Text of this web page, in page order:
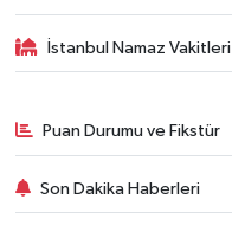
İstanbul Namaz Vakitleri
Puan Durumu ve Fikstür
Son Dakika Haberleri